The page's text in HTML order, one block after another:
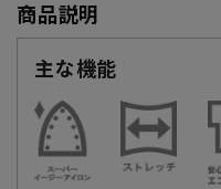
商品説明
主な機能